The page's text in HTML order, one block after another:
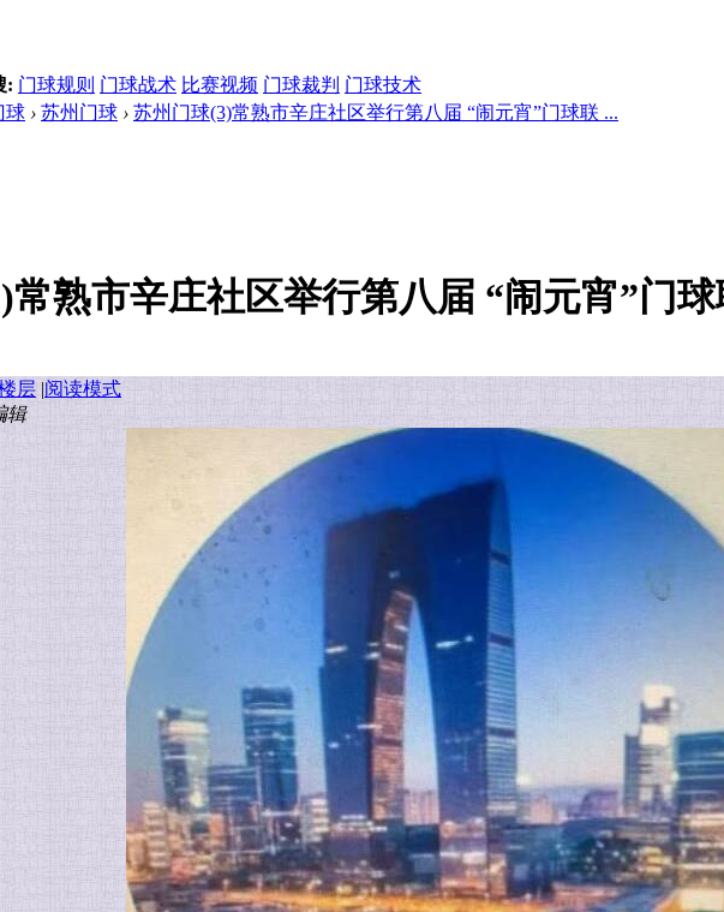
: 门球规则 门球战术 比赛视频 门球裁判 门球技术
球 › 苏州门球 › 苏州门球(3)常熟市辛庄社区举行第八届 “闹元宵”门球联 ...
常熟市辛庄社区举行第八届 “闹元宵”门
层 |阅读模式
辑